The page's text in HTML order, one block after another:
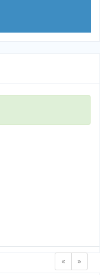
« »